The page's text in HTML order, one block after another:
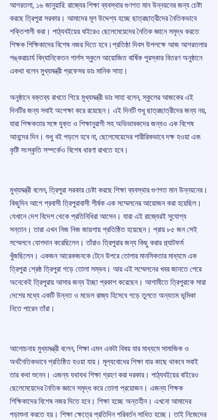
আগরতলা, ১৬ জানুয়ারি: রাজ্যের শিক্ষা ব্যবস্থার গুণগত মান উন্নয়নের জন্য চেষ্টা
করছে ত্রিপুরা সরকার। আমাদের মূল উদ্দেশ্য হচ্ছে ছাত্রছাত্রীদের নৈতিকভাবে
শক্তিশালী করা। পাঠ্যবইয়ের বাইরেও ছেলেমেয়েদের নৈতিক জ্ঞানে সমৃদ্ধ করতে
শিক্ষক শিক্ষিকাদের বিশেষ নজর দিতে হবে।প্রতিষ্ঠা দিবস উপলক্ষে আজ আগরতলার
শঙ্করাচার্য বিদ্যানিকেতন গার্লস স্কুলে আয়োজিত বার্ষিক পুরস্কার বিতরণ অনুষ্ঠানে
একথা বলেন মুখ্যমন্ত্রী প্রফেসর ডাঃ মানিক সাহা।
অনুষ্ঠানে বক্তব্য রাখতে গিয়ে মুখ্যমন্ত্রী ডাঃ সাহা বলেন, স্কুলের আজকের এই
দিনটির জন্য সবাই অপেক্ষা করে রয়েছেন। এই দিনটি শুধু ছাত্রছাত্রীদের জন্য নয়,
যারা শিক্ষকতার সঙ্গে যুক্ত ও শিক্ষানুরাগী সহ অভিভাবকদের জন্যও এক বিশেষ
আনন্দের দিন। শুধু বই পড়লে হবে না, ছেলেমেয়েদের শারীরিকভাবে দক্ষ হওয়া এবং
কৃষ্টি সংস্কৃতি সম্পর্কেও বিশেষ ধারণা রাখতে হবে।
মুখ্যমন্ত্রী বলেন, ত্রিপুরা সরকার চেষ্টা করছে শিক্ষা ব্যবস্থার গুণগত মান উন্নয়নের।
কিছুদিন আগে প্রবাসী ত্রিপুরাবাসী শীর্ষক এক সম্মেলনের আয়োজন করা হয়েছিল।
যেখানে দেশ বিদেশ থেকে প্রতিনিধিরা আসেন। যারা এই রাজ্যেরই সুযোগ্য
সন্তান। তারা এখন নিজ নিজ জায়গায় প্রতিষ্ঠিত হয়েছেন। প্রায় ৮৫ জন সেই
সম্মেলনে যোগদান করেছিলেন। তাঁরাও ত্রিপুরার জন্য কিছু করার প্ল্যাটফর্ম
খুঁজছিলেন। একজন আরেকজনকে টেনে উপরে তোলার মানসিকতার মাধ্যমে এক
ত্রিপুরা শ্রেষ্ঠ ত্রিপুরা গড়ে তোলা সম্ভব। আর এই সম্মেলনের খবর জানতে পেরে
অনেকেই ত্রিপুরায় আসার জন্য ইচ্ছা প্রকাশ করেছেন। আগামীতে ত্রিপুরাকে সারা
দেশের মধ্যে একটি উন্নত ও মডেল রাজ্য হিসেবে গড়ে তুলতে অন্যতম ভূমিকা
নিতে পারেন তাঁরা।
আলোচনায় মুখ্যমন্ত্রী বলেন, শিক্ষা এমন একটা বিষয় যার মাধ্যমে সামাজিক ও
অর্থনৈতিকভাবে প্রতিষ্ঠিত হওয়া যায়। মূল্যবোধের শিক্ষা যার কাছে থাকবে সবাই
তার কথা শুনেন। এজন্য যথাযথ শিক্ষা গ্রহণ করা দরকার। পাঠ্যবইয়ের বাইরেও
ছেলেমেয়েদের নৈতিক জ্ঞানে সমৃদ্ধ করে তোলা প্রয়োজন। এজন্য শিক্ষক
শিক্ষিকাদের বিশেষ নজর দিতে হবে। শিক্ষা হচ্ছে অন্তহীন। এখনো আমাদের
পড়াশুনা করতে হয়। শিক্ষা ক্ষেত্রে প্রতিদিন পরিবর্তন সাধিত হচ্ছে। তাই নিজেদের